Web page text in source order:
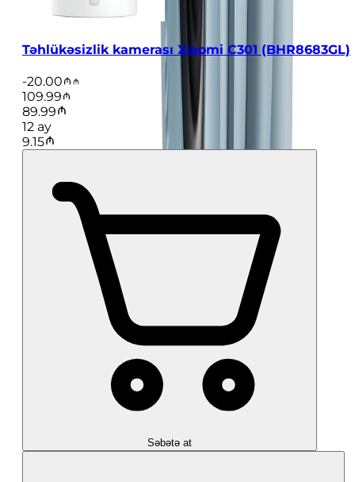
Təhlükəsizlik kamerası Xiaomi C301 (BHR8683GL)
-20.00
109.99
89.99
12 ay
9.15
Səbətə at